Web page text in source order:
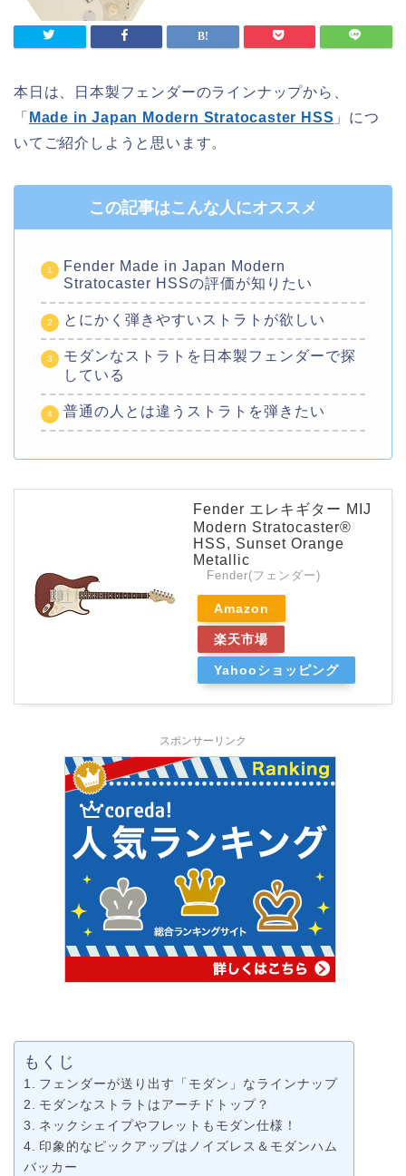
本日は、日本製フェンダーのラインナップから、
「 Made in Japan Modern Stratocaster HSS 」につ
いてご紹介しようと思います。
この記事はこんな人にオススメ
Fender Made in Japan Modern
Stratocaster HSSの評価が知りたい
とにかく弾きやすいストラトが欲しい
モダンなストラトを日本製フェンダーで探
している
普通の人とは違うストラトを弾きたい
Fender エレキギター MIJ
Modern Stratocaster®
HSS, Sunset Orange
Metallic
Fender(フェンダー)
Amazon
楽天市場
Yahooショッピング
スポンサーリンク
もくじ
フェンダーが送り出す「モダン」なラインナップ
モダンなストラトはアーチドトップ？
ネックシェイプやフレットもモダン仕様！
印象的なピックアップはノイズレス＆モダンハム
バッカー